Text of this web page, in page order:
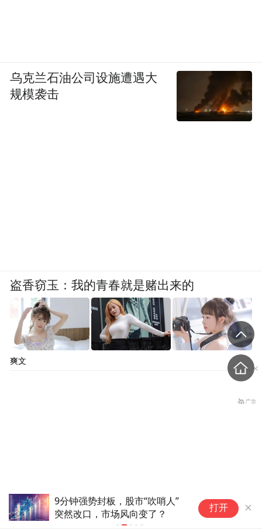
，股市“吹哨人”
场风向变了？
立昂微：拟3.18亿元受让浙江金瑞泓
11.4705%股权 后者主营6-8英寸半导
片的研发与生产
打开
乌克兰石油公司设施遭遇大
规模袭击
盗香窃玉：我的青春就是赌出来的
爽文